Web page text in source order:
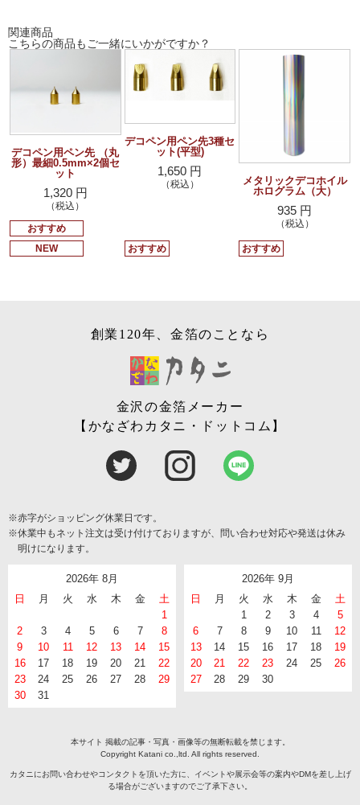
関連商品
こちらの商品もご一緒にいかがですか？
おすすめ
NEW
デコペン用ペン先 （丸
形）最細0.5mm×2個セ
ット
1,320 円
（税込）
おすすめ
デコペン用ペン先3種セ
ット(平型)
1,650 円
（税込）
おすすめ
メタリックデコホイル
ホログラム（大）
935 円
（税込）
創業120年、金箔のことなら
金沢の金箔メーカー
【かなざわカタニ・ドットコム】
※赤字がショッピング休業日です。
※休業中もネット注文は受け付けておりますが、問い合わせ対応や発送は休み
明けになります。
2026年 8月
日
月 火 水 木 金
土
1
2
3 4 5 6 7
8
9
10 11 12 13 14
15
16
17 18 19 20 21
22
23
24 25 26 27 28
29
30
31
2026年 9月
日
月 火 水 木 金
土
1
2 3 4
5
6
7 8 9 10 11
12
13
14 15 16 17 18
19
20
21 22 23 24 25
26
27
28 29 30
本サイト 掲載の記事・写真・画像等の無断転載を禁じます。
Copyright Katani co.,ltd. All rights reserved.
カタニにお問い合わせやコンタクトを頂いた方に、イベントや展示会等の案内やDMを差し上げ
る場合がございますのでご了承下さい。